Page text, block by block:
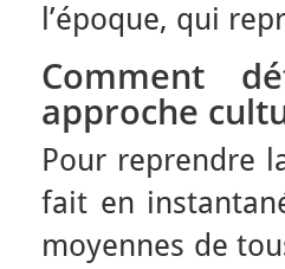
l’époque, qui
Comment
approche
Pour reprendre
fait en
moyennes de